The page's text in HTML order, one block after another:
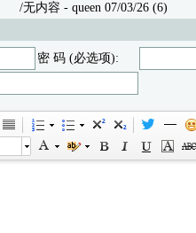
/无内容 - queen 07/03/26 (6)
密 码 (必选项):